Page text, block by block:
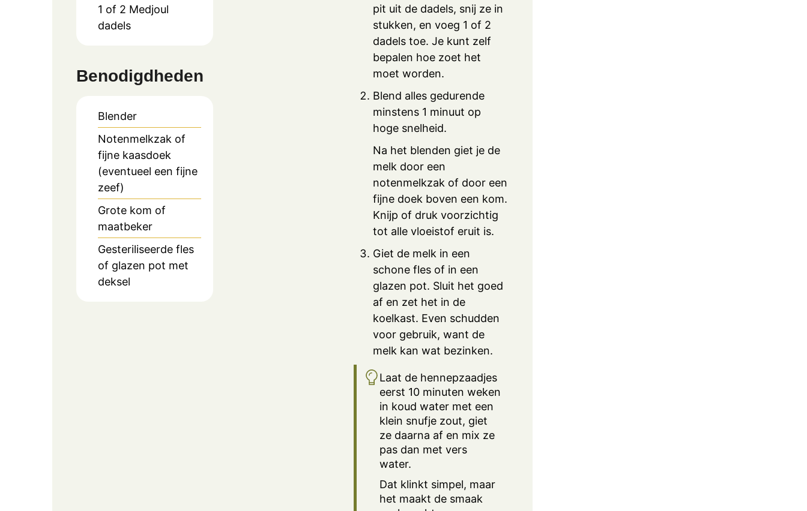
1 of 2 Medjoul
dadels
Benodigdheden
Blender
Notenmelkzak of
fijne kaasdoek
(eventueel een fijne
zeef)
Grote kom of
maatbeker
Gesteriliseerde fles
of glazen pot met
deksel
pit uit de dadels, snij ze in
stukken, en voeg 1 of 2
dadels toe. Je kunt zelf
bepalen hoe zoet het
moet worden.
Blend alles gedurende
minstens 1 minuut op
hoge snelheid.
Na het blenden giet je de
melk door een
notenmelkzak of door een
fijne doek boven een kom.
Knijp of druk voorzichtig
tot alle vloeistof eruit is.
Giet de melk in een
schone fles of in een
glazen pot. Sluit het goed
af en zet het in de
koelkast. Even schudden
voor gebruik, want de
melk kan wat bezinken.
Laat de hennepzaadjes
eerst 10 minuten weken
in koud water met een
klein snufje zout, giet
ze daarna af en mix ze
pas dan met vers
water.
Dat klinkt simpel, maar
het maakt de smaak